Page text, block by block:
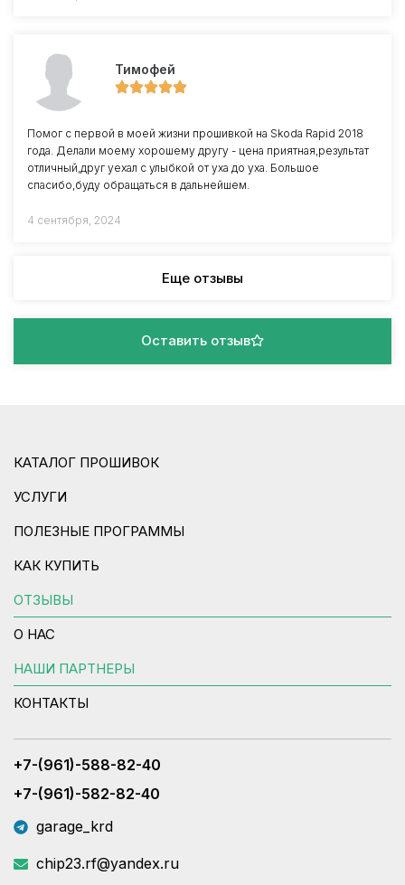
Тимофей
Помог с первой в моей жизни прошивкой на Skoda Rapid 2018
года. Делали моему хорошему другу - цена приятная,результат
отличный,друг уехал с улыбкой от уха до уха. Большое
спасибо,буду обращаться в дальнейшем.
4 сентября, 2024
Еще отзывы
Оставить отзыв
КАТАЛОГ ПРОШИВОК
УСЛУГИ
ПОЛЕЗНЫЕ ПРОГРАММЫ
КАК КУПИТЬ
ОТЗЫВЫ
О НАС
НАШИ ПАРТНЕРЫ
КОНТАКТЫ
+7-(961)-588-82-40
+7-(961)-582-82-40
garage_krd
chip23.rf@yandex.ru